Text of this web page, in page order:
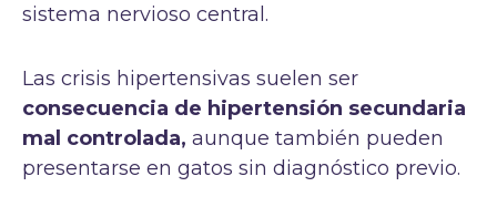
sistema nervioso central.
Las crisis hipertensivas suelen ser
consecuencia de hipertensión secundaria
mal controlada, aunque también pueden
presentarse en gatos sin diagnóstico previo.